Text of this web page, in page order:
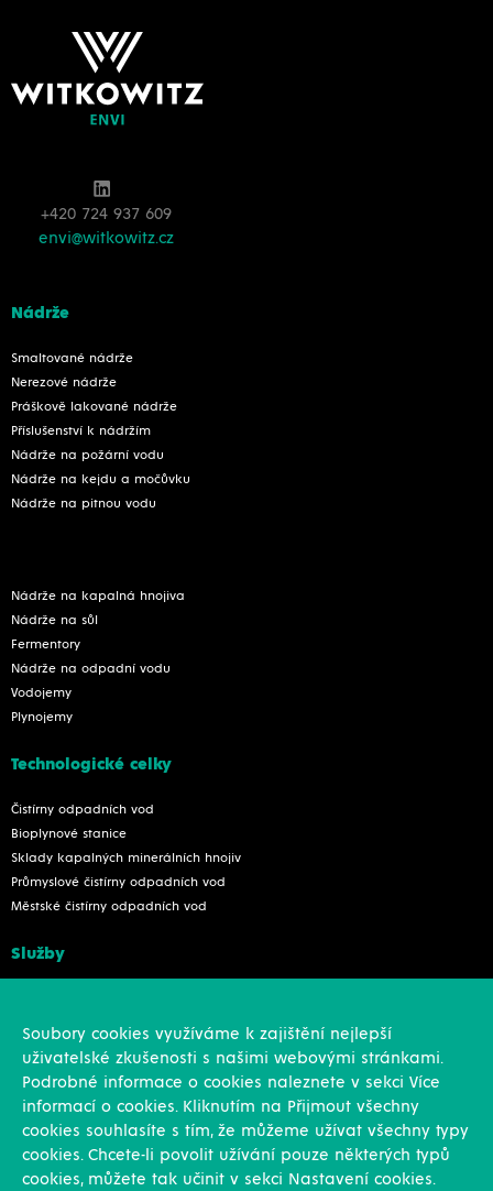
+420 724 937 609
envi@witkowitz.cz
Nádrže
Smaltované nádrže
Nerezové nádrže
Práškově lakované nádrže
Příslušenství k nádržím
Nádrže na požární vodu
Nádrže na kejdu a močůvku
Nádrže na pitnou vodu
Nádrže na kapalná hnojiva
Nádrže na sůl
Fermentory
Nádrže na odpadní vodu
Vodojemy
Plynojemy
Technologické celky
Čistírny odpadních vod
Bioplynové stanice
Sklady kapalných minerálních hnojiv
Průmyslové čistírny odpadních vod
Městské čistírny odpadních vod
Služby
Soubory cookies využíváme k zajištění nejlepší
uživatelské zkušenosti s našimi webovými stránkami.
Podrobné informace o cookies naleznete v sekci Více
informací o cookies. Kliknutím na Přijmout všechny
cookies souhlasíte s tím, že můžeme užívat všechny typy
cookies. Chcete-li povolit užívání pouze některých typů
cookies, můžete tak učinit v sekci Nastavení cookies.